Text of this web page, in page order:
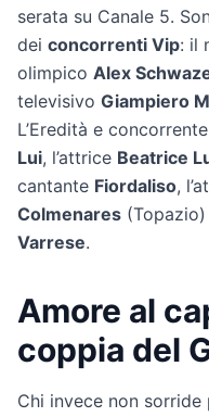
serata su Canale 5.
dei concorrenti Vip: il
olimpico Alex
televisivo Giampiero
L’Eredità e
Lui, l’attrice Beatrice
cantante Fiordaliso,
Colmenares (Topazio)
Varrese.
Amore al
coppia del
Chi invece non sorride